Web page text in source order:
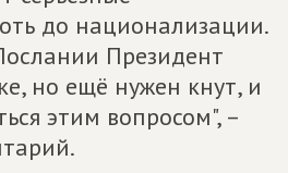
до национализации.
Президент
но ещё нужен кнут, и
этим вопросом", –